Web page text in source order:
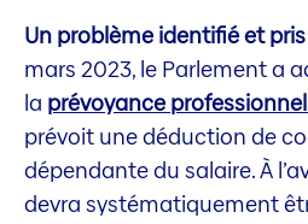
Un problème identifié et
mars 2023, le Parlement a
la prévoyance
prévoit une déduction de
dépendante du salaire. À
devra systématiquement